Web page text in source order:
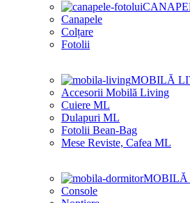
Canapele
Colțare
Fotolii
MOBILĂ
Accesorii Mobilă Living
Cuiere ML
Dulapuri ML
Fotolii Bean-Bag
Mese Reviste, Cafea ML
MOBILĂ
Console